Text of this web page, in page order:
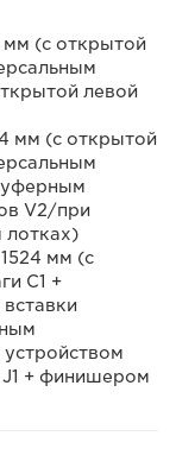
мм (с открытой
левой
мм (с открытой
V2/при
мм (с
C1 +
J1 + финишером